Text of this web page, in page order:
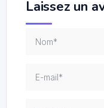
Laissez un